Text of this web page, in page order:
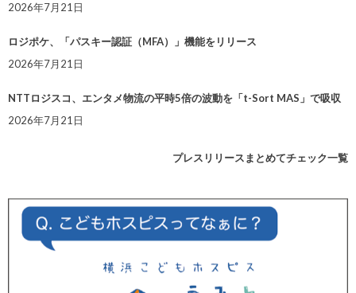
2026年7月21日
ロジポケ、「パスキー認証（MFA）」機能をリリース
2026年7月21日
NTTロジスコ、エンタメ物流の平時5倍の波動を「t-Sort MAS」で吸収
2026年7月21日
プレスリリースまとめてチェック一覧